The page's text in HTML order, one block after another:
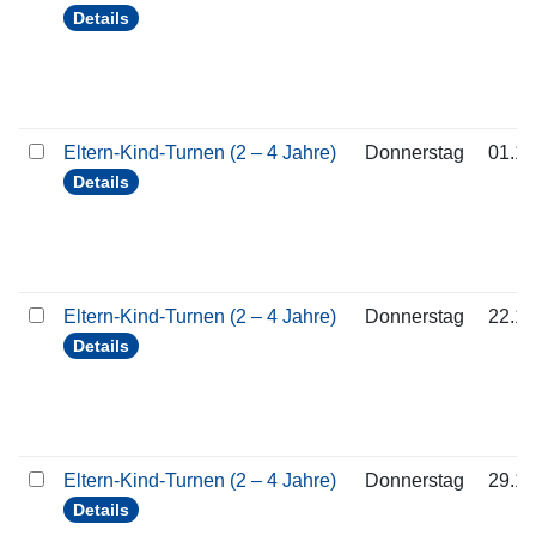
Details
Eltern-Kind-Turnen (2 – 4 Jahre)
Details
Donnerstag
Eltern-Kind-Turnen (2 – 4 Jahre)
Details
Donnerstag
Eltern-Kind-Turnen (2 – 4 Jahre)
Details
Donnerstag